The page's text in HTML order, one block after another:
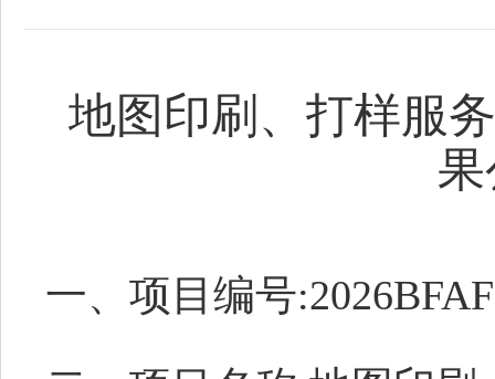
地图印刷、打样服
一、项目编号